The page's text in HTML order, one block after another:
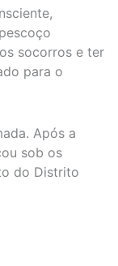
socorros e ter
para o
Após a
sob os
do Distrito